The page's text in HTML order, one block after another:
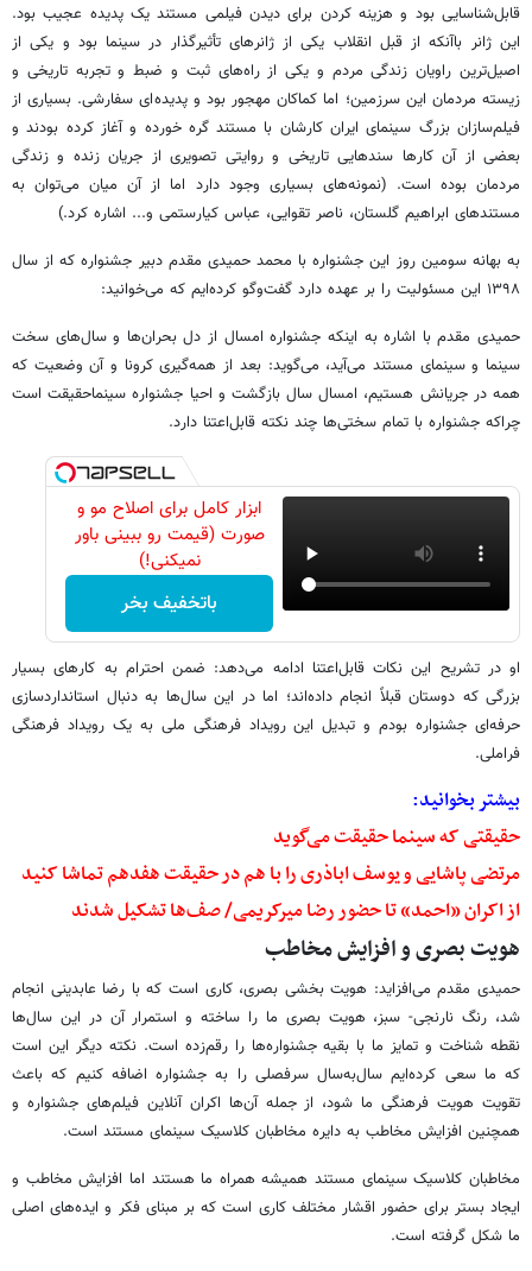
قابل‌شناسایی بود و هزینه کردن برای دیدن فیلمی مستند یک پدیده عجیب بود.
این ژانر باآنکه از قبل انقلاب یکی از ژانرهای تأثیرگذار در سینما بود و یکی از
اصیل‌ترین راویان زندگی مردم و یکی از راه‌های ثبت و ضبط و تجربه تاریخی و
زیسته مردمان این سرزمین؛ اما کماکان مهجور بود و پدیده‌ای سفارشی. بسیاری از
فیلم‌سازان بزرگ سینمای ایران کارشان با مستند گره خورده و آغاز کرده بودند و
بعضی از آن کارها سندهایی تاریخی و روایتی تصویری از جریان زنده و زندگی
مردمان بوده است. (نمونه‌های بسیاری وجود دارد اما از آن میان می‌توان به
مستندهای ابراهیم گلستان، ناصر تقوایی، عباس کیارستمی و... اشاره کرد.)
به بهانه سومین روز این جشنواره با محمد حمیدی مقدم دبیر جشنواره که از سال
۱۳۹۸ این مسئولیت را بر عهده دارد گفت‌وگو کرده‌ایم که می‌خوانید:
حمیدی مقدم با اشاره به اینکه جشنواره امسال از دل بحران‌ها و سال‌های سخت
سینما و سینمای مستند می‌آید، می‌گوید: بعد از همه‌گیری کرونا و آن وضعیت که
همه در جریانش هستیم، امسال سال بازگشت و احیا جشنواره سینماحقیقت است
چراکه جشنواره با تمام سختی‌ها چند نکته قابل‌اعتنا دارد.
ابزار کامل برای اصلاح مو و
صورت (قیمت رو ببینی باور
نمیکنی!)
باتخفیف بخر
او در تشریح این نکات قابل‌اعتنا ادامه می‌دهد: ضمن احترام به کارهای بسیار
بزرگی که دوستان قبلاً انجام داده‌اند؛ اما در این سال‌ها به دنبال استانداردسازی
حرفه‌ای جشنواره بودم و تبدیل این رویداد فرهنگی ملی به یک رویداد فرهنگی
فراملی.
بیشتر بخوانید:
حقیقتی که سینما حقیقت می‌گوید
مرتضی پاشایی و یوسف اباذری را با هم در حقیقت هفدهم تماشا کنید
از اکران «احمد» تا حضور رضا میرکریمی/ صف‌ها تشکیل شدند
هویت بصری و افزایش مخاطب
حمیدی مقدم می‌افزاید: هویت بخشی بصری، کاری است که با رضا عابدینی انجام
شد، رنگ نارنجی- سبز، هویت بصری ما را ساخته و استمرار آن در این سال‌ها
نقطه شناخت و تمایز ما با بقیه جشنواره‌ها را رقم‌زده است. نکته دیگر این است
که ما سعی کرده‌ایم سال‌به‌سال سرفصلی را به جشنواره اضافه کنیم که باعث
تقویت هویت فرهنگی ما شود، از جمله آن‌ها اکران آنلاین فیلم‌های جشنواره و
همچنین افزایش مخاطب به دایره مخاطبان کلاسیک سینمای مستند است.
مخاطبان کلاسیک سینمای مستند همیشه همراه ما هستند اما افزایش مخاطب و
ایجاد بستر برای حضور اقشار مختلف کاری است که بر مبنای فکر و ایده‌های اصلی
ما شکل گرفته است.